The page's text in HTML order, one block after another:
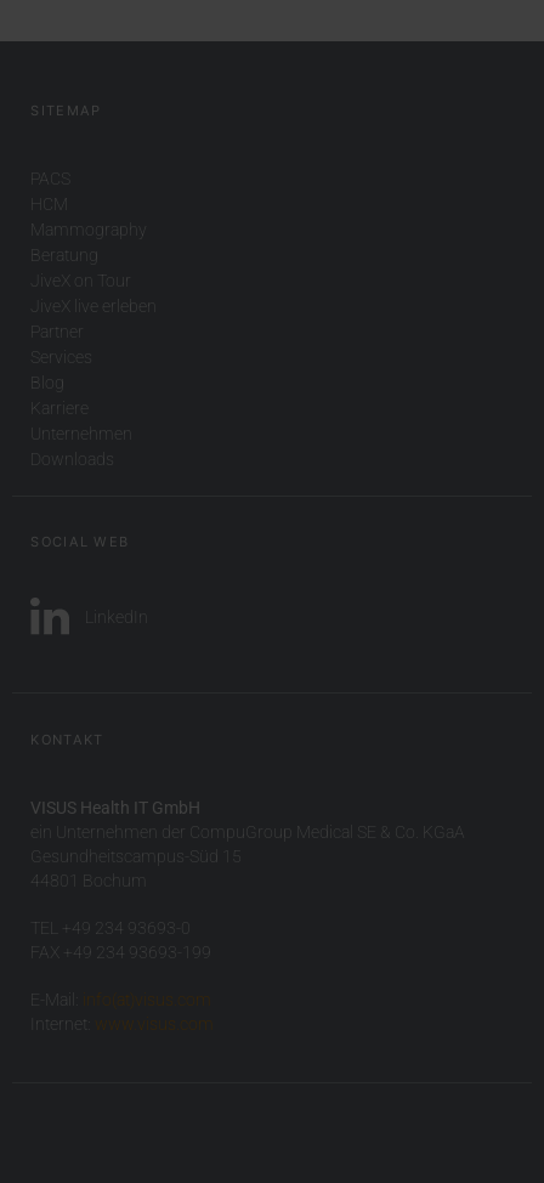
SITEMAP
PACS
HCM
Mammography
Beratung
JiveX on Tour
JiveX live erleben
Partner
Services
Blog
Karriere
Unternehmen
Downloads
SOCIAL WEB
LinkedIn
KONTAKT
VISUS Health IT GmbH
ein Unternehmen der CompuGroup Medical SE & Co. KGaA
Gesundheitscampus-Süd 15
44801 Bochum
TEL +49 234 93693-0
FAX +49 234 93693-199
E-Mail:
info(at)visus.com
Internet:
www.visus.com